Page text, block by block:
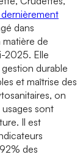
dans
matière de
2025. Elle
durable
et maîtrise des
on
sont
Il est
des